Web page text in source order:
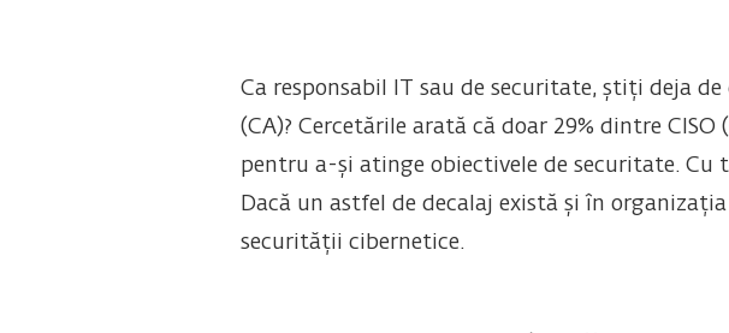
Ca responsabil IT sau de securitate, știți deja
(CA)? Cercetările arată că doar 29% dintre
pentru a-și atinge obiectivele de securitate. Cu
Dacă un astfel de decalaj există și în
securității cibernetice.